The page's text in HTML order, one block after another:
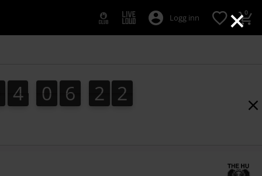
×
Logg inn 0
4
4 0
0 6
6 2
2 0
1
0
2
1